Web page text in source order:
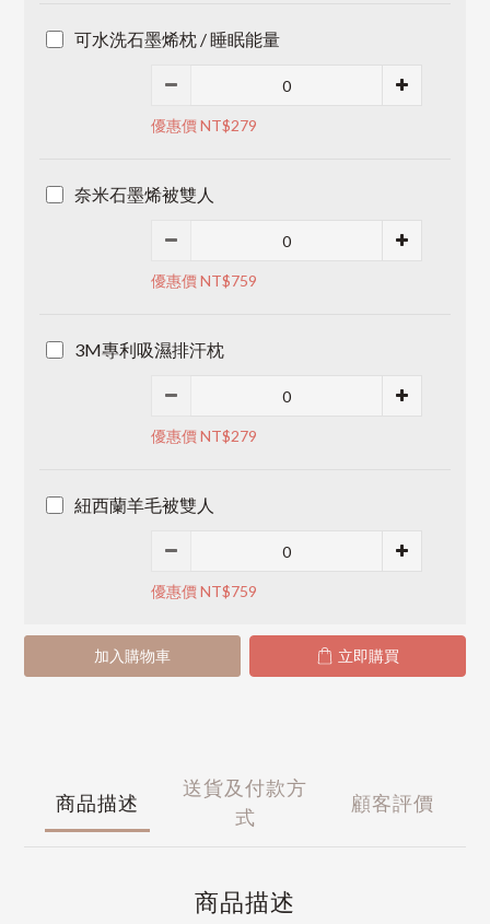
可水洗石墨烯枕 / 睡眠能量
優惠價 NT$279
奈米石墨烯被雙人
優惠價 NT$759
3M專利吸濕排汗枕
優惠價 NT$279
紐西蘭羊毛被雙人
優惠價 NT$759
加入購物車 立即購買
商品描述
送貨及付款方
式
顧客評價
商品描述